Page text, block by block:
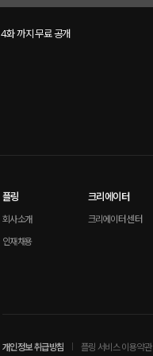
4화 까지 무료 공개
플링
회사소개
인재채용
크리에이터
크리에이터 센터
개인정보 취급방침 플링 서비스 이용약관